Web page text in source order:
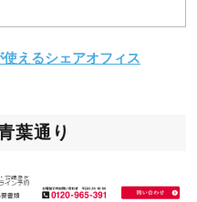
えるシェアオフィス
葉通り